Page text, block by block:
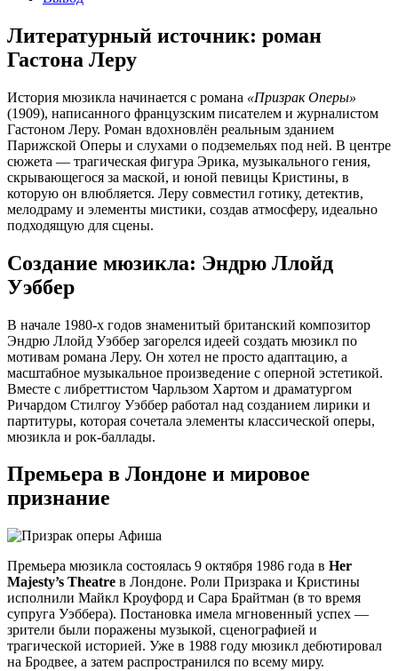
Литературный источник: роман
Гастона Леру
История мюзикла начинается с романа «Призрак Оперы»
(1909), написанного французским писателем и журналистом
Гастоном Леру. Роман вдохновлён реальным зданием
Парижской Оперы и слухами о подземельях под ней. В центре
сюжета — трагическая фигура Эрика, музыкального гения,
скрывающегося за маской, и юной певицы Кристины, в
которую он влюбляется. Леру совместил готику, детектив,
мелодраму и элементы мистики, создав атмосферу, идеально
подходящую для сцены.
Создание мюзикла: Эндрю Ллойд
Уэббер
В начале 1980-х годов знаменитый британский композитор
Эндрю Ллойд Уэббер загорелся идеей создать мюзикл по
мотивам романа Леру. Он хотел не просто адаптацию, а
масштабное музыкальное произведение с оперной эстетикой.
Вместе с либреттистом Чарльзом Хартом и драматургом
Ричардом Стилгоу Уэббер работал над созданием лирики и
партитуры, которая сочетала элементы классической оперы,
мюзикла и рок-баллады.
Премьера в Лондоне и мировое
признание
Премьера мюзикла состоялась 9 октября 1986 года в Her
Majesty’s Theatre в Лондоне. Роли Призрака и Кристины
исполнили Майкл Кроуфорд и Сара Брайтман (в то время
супруга Уэббера). Постановка имела мгновенный успех —
зрители были поражены музыкой, сценографией и
трагической историей. Уже в 1988 году мюзикл дебютировал
на Бродвее, а затем распространился по всему миру.